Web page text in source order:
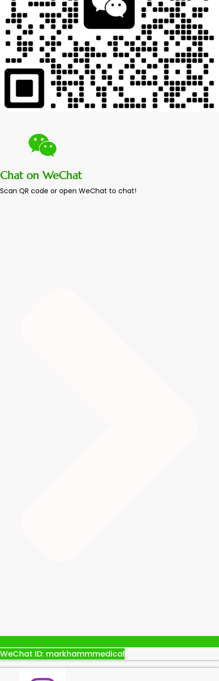
Chat on WeChat
Scan QR code or open WeChat to chat!
WeChat ID: markhammmedical